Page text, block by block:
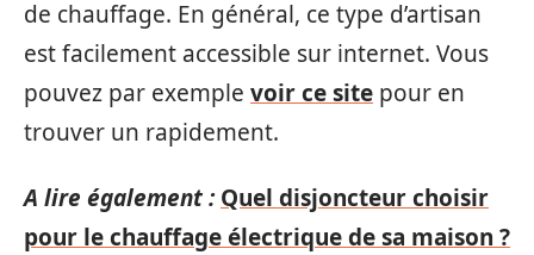
de chauffage. En général, ce type d’artisan
est facilement accessible sur internet. Vous
pouvez par exemple voir ce site pour en
trouver un rapidement.
A lire également : Quel disjoncteur choisir
pour le chauffage électrique de sa maison ?